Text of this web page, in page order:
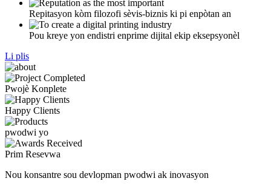
Repitasyon kòm filozofi sèvis-biznis ki pi enpòtan an
Pou kreye yon endistri enprime dijital ekip eksepsyonèl
Li plis
Pwojè Konplete
Happy Clients
pwodwi yo
Prim Resevwa
Nou konsantre sou devlopman pwodwi ak inovasyon